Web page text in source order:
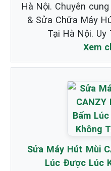
Hà Nội. Chuyên
& Sửa Chữa Máy
Tại Hà Nội.
Xem
Sửa Máy Hút Mùi
Lúc Được Lúc